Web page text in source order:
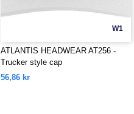
W1
ATLANTIS HEADWEAR AT256 -
Trucker style cap
56,86 kr